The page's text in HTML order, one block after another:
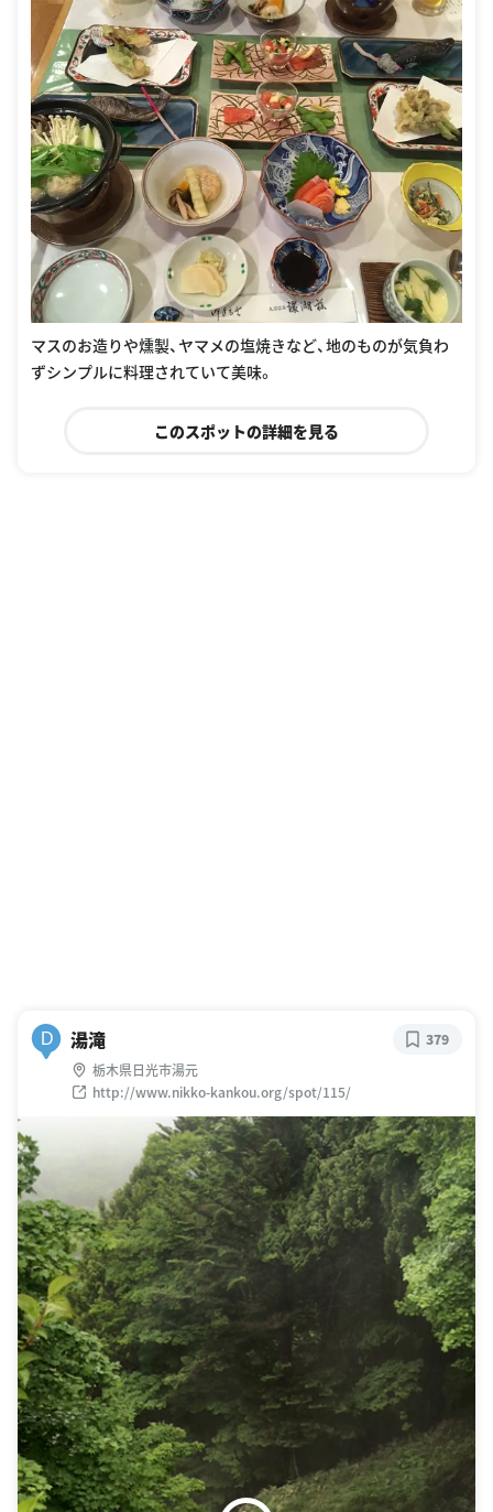
マスのお造りや燻製、ヤマメの塩焼きなど、地のものが気負わ
ずシンプルに料理されていて美味。
このスポットの詳細を見る
D 湯滝
栃木県日光市湯元
http://www.nikko-kankou.org/spot/115/
379